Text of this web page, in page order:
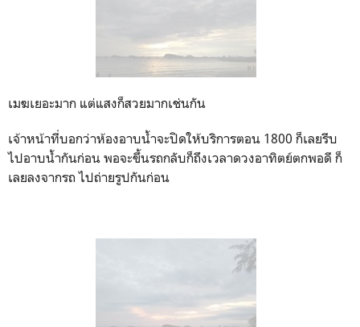
เมฆเยอะมาก แต่แสงก็สวยมากเช่นกัน
เจ้าหน้าที่บอกว่าห้องอาบน้ำจะปิดให้บริการตอน 1800 ก็เลยรีบ
ไปอาบน้ำกันก่อน พอจะขึ้นรถกลับก็ถึงเวลาดวงอาทิตย์ตกพอดี ก็
เลยลงจากรถ ไปถ่ายรูปกันก่อน